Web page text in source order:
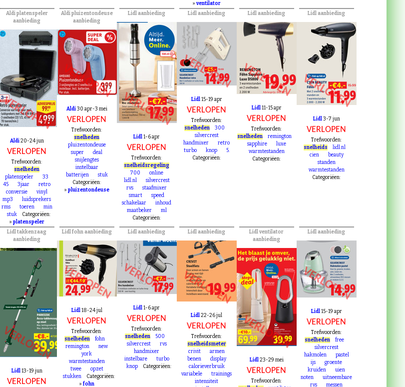
»ventilator
Aldi platenspeler
aanbieding
VERLOPEN
Aldi20-24 jun
VERLOPEN
Trefwoorden:
snelheden
platenspeler
33
45
3jaar
retro
conversie
vinyl
mp3
luidsprekers
rms
toeren
min
stuk
Categoriëen:
»platenspeler
Aldi pluizentondeuse
aanbieding
VERLOPEN
Aldi30 apr-3 mei
VERLOPEN
Trefwoorden:
snelheden
pluizentondeuse
super
deal
snijlengtes
instelbaar
batterijen
stuk
Categoriëen:
»pluizentondeuse
Lidl aanbieding
VERLOPEN
Lidl1-6 apr
VERLOPEN
Trefwoorden:
snelheidsregeling
700
online
lidl.nl
silvercrest
rvs
staafmixer
smart
speed
schakelaar
inhoud
maatbeker
ml
Categoriëen:
Lidl aanbieding
VERLOPEN
Lidl15-19 apr
VERLOPEN
Trefwoorden:
snelheden
300
silvercrest
handmixer
retro
turbo
knop
5.
Categoriëen:
Lidl aanbieding
VERLOPEN
Lidl11-15 apr
VERLOPEN
Trefwoorden:
snelheden
remington
sapphire
luxe
warmtestanden
Categoriëen:
Lidl aanbieding
VERLOPEN
Lidl3-7 jun
VERLOPEN
Trefwoorden:
snelheids
lidl.nl
cien
beauty
standen
warmtestanden
Categoriëen:
Lidl takkenzaag
aanbieding
VERLOPEN
Lidl13-19 jun
VERLOPEN
Lidl fohn aanbieding
VERLOPEN
Lidl18-24 jul
VERLOPEN
Trefwoorden:
snelheden
fohn
remington
new
york
warmtestanden
twee
opzet
stukken
Categoriëen:
»fohn
Lidl aanbieding
VERLOPEN
Lidl1-6 apr
VERLOPEN
Trefwoorden:
snelheden
500
silvercrest
rvs
handmixer
instelbare
turbo
knop
Categoriëen:
Lidl aanbieding
VERLOPEN
Lidl22-26 jul
VERLOPEN
Trefwoorden:
snelheidsmeter
crivit
armen
benen
display
calorieverbruik
variabele
trainings
intensiteit
Lidl ventilator
aanbieding
VERLOPEN
Lidl23-29 mei
VERLOPEN
Trefwoorden:
Lidl aanbieding
VERLOPEN
Lidl15-19 apr
VERLOPEN
Trefwoorden:
snelheden
free
silvercrest
hakmolen
pastel
ijs
groente
kruiden
uien
noten
uitneembare
rvs
messen